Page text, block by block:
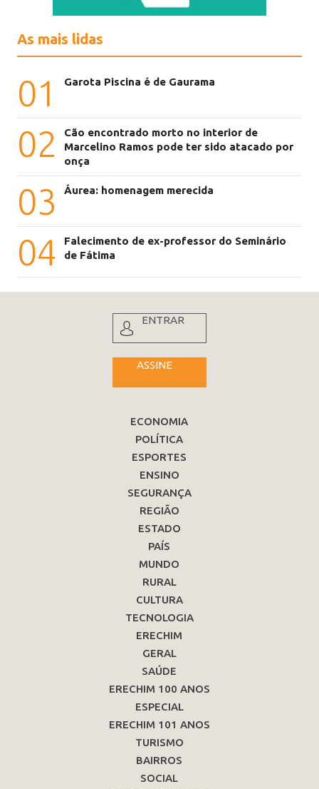
As mais lidas
01 Garota Piscina é de Gaurama
02
Cão encontrado morto no interior de
Marcelino Ramos pode ter sido atacado por
onça
03 Áurea: homenagem merecida
04
Falecimento de ex-professor do Seminário
de Fátima
ENTRAR
ASSINE
ECONOMIA
POLÍTICA
ESPORTES
ENSINO
SEGURANÇA
REGIÃO
ESTADO
PAÍS
MUNDO
RURAL
CULTURA
TECNOLOGIA
ERECHIM
GERAL
SAÚDE
ERECHIM 100 ANOS
ESPECIAL
ERECHIM 101 ANOS
TURISMO
BAIRROS
SOCIAL